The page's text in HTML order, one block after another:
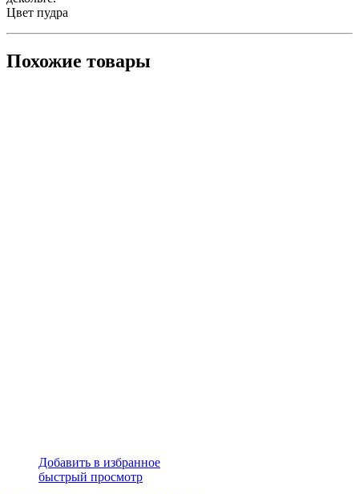
Цвет пудра
Похожие товары
Добавить в избранное
быстрый просмотр